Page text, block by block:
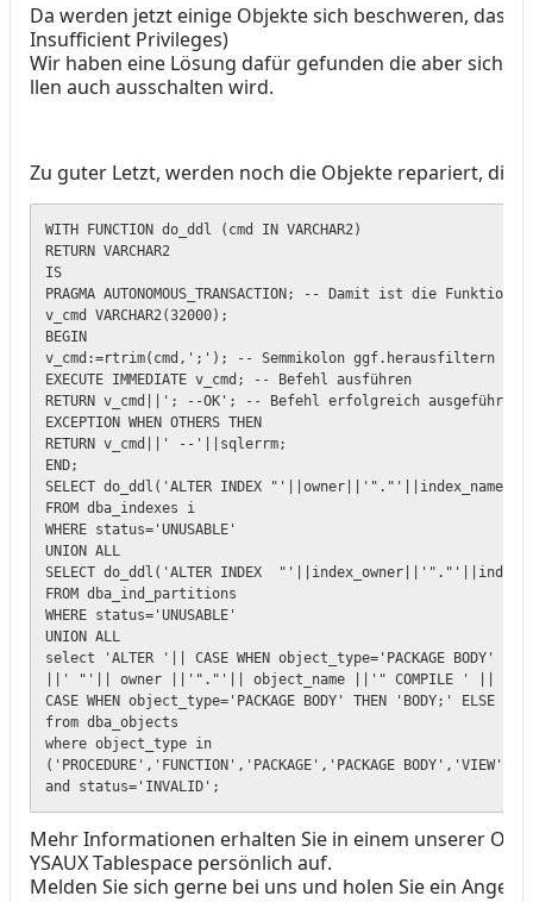
Da werden jetzt einige Objekte sich beschweren, dass
Insufficient Privileges)
Wir haben eine Lösung dafür gefunden die aber
llen auch ausschalten wird.
Zu guter Letzt, werden noch die Objekte repariert, die
WITH FUNCTION do_ddl (cmd IN VARCHAR2)
RETURN VARCHAR2
IS
PRAGMA AUTONOMOUS_TRANSACTION; -- Damit ist die
v_cmd VARCHAR2(32000);
BEGIN
v_cmd:=rtrim(cmd,';'); -- Semmikolon ggf.herausfiltern
EXECUTE IMMEDIATE v_cmd; -- Befehl ausführen
RETURN v_cmd||'; --OK'; -- Befehl erfolgreich ausgeführt
EXCEPTION WHEN OTHERS THEN
RETURN v_cmd||' --'||sqlerrm;
END;
SELECT do_ddl('ALTER INDEX
FROM dba_indexes i
WHERE status='UNUSABLE'
UNION ALL
SELECT do_ddl('ALTER INDEX
FROM dba_ind_partitions
WHERE status='UNUSABLE'
UNION ALL
select 'ALTER '|| CASE WHEN object_type='PACKAGE BODY'
||' "'|| owner ||'"."'|| object_name ||'" COMPILE ' ||
CASE WHEN object_type='PACKAGE BODY' THEN 'BODY;' ELSE
from dba_objects
where object_type in
('PROCEDURE','FUNCTION','PACKAGE','PACKAGE BODY','VIEW')
and status='INVALID';
Mehr Informationen erhalten Sie in einem unserer
YSAUX Tablespace persönlich auf.
Melden Sie sich gerne bei uns und holen Sie ein